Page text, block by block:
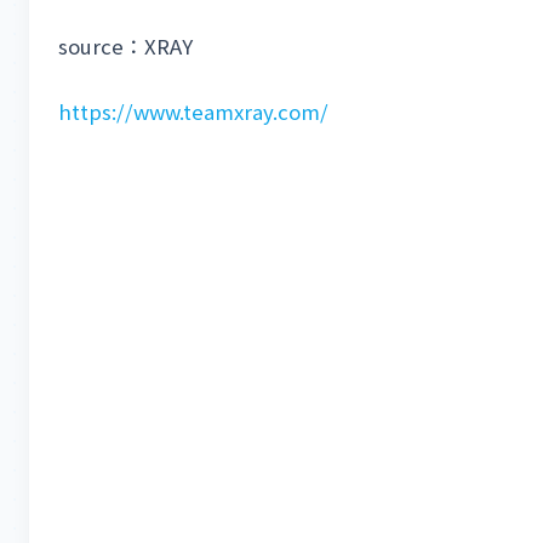
source：XRAY
https://www.teamxray.com/